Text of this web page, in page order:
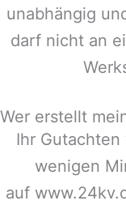
unabhängig
darf nicht an
Wer erstellt
Ihr
wenigen
auf